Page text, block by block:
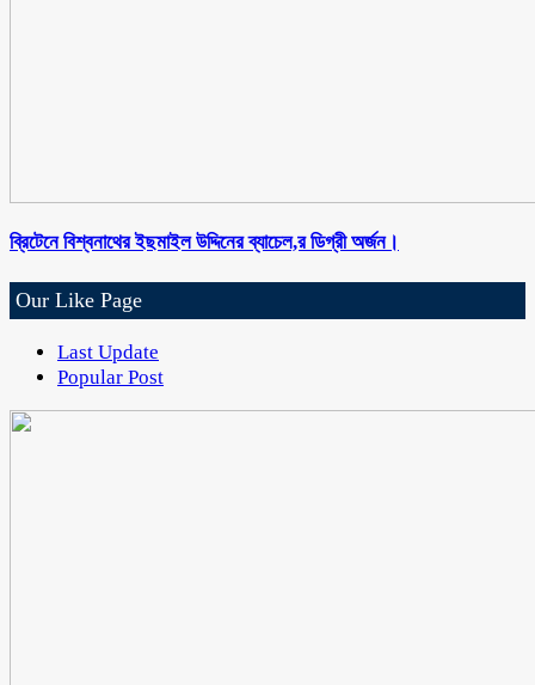
ব্রিটেনে বিশ্বনাথের ইছমাইল উদ্দিনের ব্যাচেল,র ডিগ্রী অর্জন।
Our Like Page
Last Update
Popular Post